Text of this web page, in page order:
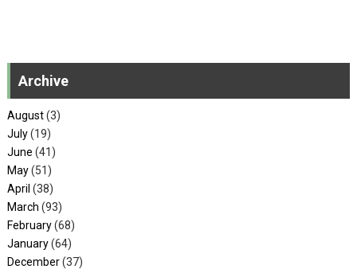
Archive
August(3)
July(19)
June (41)
May(51)
April (38)
March (93)
February(68)
January(64)
December(37)